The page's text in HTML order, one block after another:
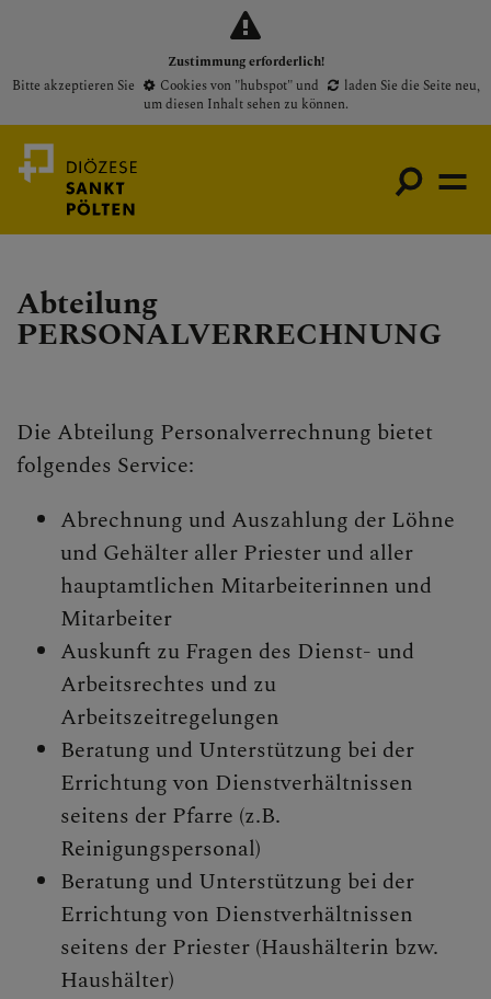
Zustimmung erforderlich!
Bitte akzeptieren Sie
Cookies von "hubspot"und laden Sie die Seite neu,
um diesen Inhalt sehen zu können.
Medienportal
Bischof
Pfarren
Presse
Veranstaltungen
Jobbörse
Pfarrservice
FRAGEN
GLAUBEN
ERLEBEN
MITMACHEN
BEGEGNEN
Abteilung
PERSONALVERRECHNUNG
Die Abteilung Personalverrechnung bietet
folgendes Service:
Abrechnung und Auszahlung der Löhne
und Gehälter aller Priester und aller
hauptamtlichen Mitarbeiterinnen und
Mitarbeiter
Auskunft zu Fragen des Dienst- und
Arbeitsrechtes und zu
Arbeitszeitregelungen
Beratung und Unterstützung bei der
Errichtung von Dienstverhältnissen
seitens der Pfarre (z.B.
Reinigungspersonal)
Beratung und Unterstützung bei der
Errichtung von Dienstverhältnissen
seitens der Priester (Haushälterin bzw.
Haushälter)